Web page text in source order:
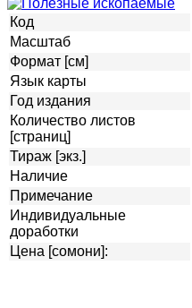
Код
Масштаб
Формат [см]
Язык карты
Год издания
Количество листов
[страниц]
Тираж [экз.]
Наличие
Примечание
Индивидуальные
доработки
Цена [сомони]: